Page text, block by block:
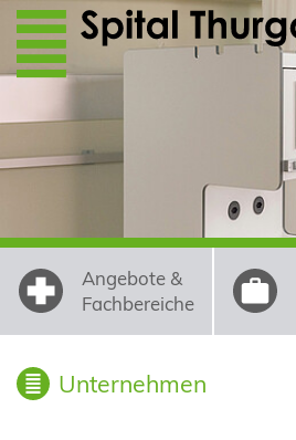
Direkt zum Inhalt
Angebote &
Fachbereiche
Unternehmen